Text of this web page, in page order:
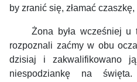
by zranić się, złamać
Żona była wcześniej u
rozpoznali zaćmy w obu
dzisiaj i zakwalifikowano
niespodziankę na